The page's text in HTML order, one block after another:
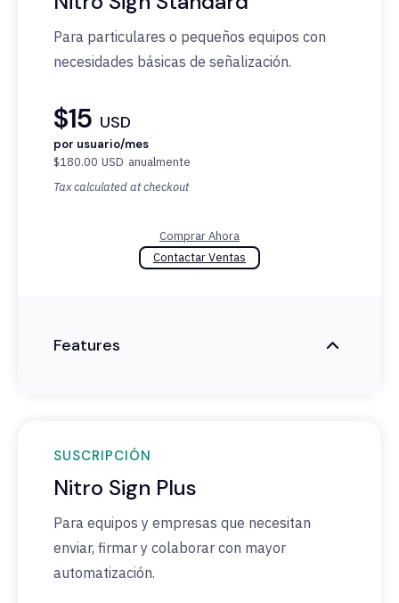
Para particulares o pequeños equipos con
necesidades básicas de señalización.
$15 USD
por usuario/mes
$180.00 USD anualmente
Tax calculated at checkout
Comprar Ahora
Contactar Ventas
Features
SUSCRIPCIÓN
Nitro Sign Plus
Para equipos y empresas que necesitan
enviar, firmar y colaborar con mayor
automatización.